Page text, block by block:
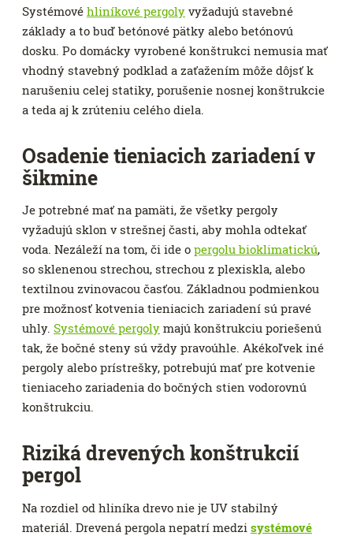
Systémové hliníkové pergoly vyžadujú stavebné
základy a to buď betónové pätky alebo betónovú
dosku. Po domácky vyrobené konštrukci nemusia mať
vhodný stavebný podklad a zaťažením môže dôjsť k
narušeniu celej statiky, porušenie nosnej konštrukcie
a teda aj k zrúteniu celého diela.
Osadenie tieniacich zariadení v
šikmine
Je potrebné mať na pamäti, že všetky pergoly
vyžadujú sklon v strešnej časti, aby mohla odtekať
voda. Nezáleží na tom, či ide o pergolu bioklimatickú,
so sklenenou strechou, strechou z plexiskla, alebo
textilnou zvinovacou časťou. Základnou podmienkou
pre možnosť kotvenia tieniacich zariadení sú pravé
uhly. Systémové pergoly majú konštrukciu poriešenú
tak, že bočné steny sú vždy pravoúhle. Akékoľvek iné
pergoly alebo prístrešky, potrebujú mať pre kotvenie
tieniaceho zariadenia do bočných stien vodorovnú
konštrukciu.
Riziká drevených konštrukcií
pergol
Na rozdiel od hliníka drevo nie je UV stabilný
materiál. Drevená pergola nepatrí medzi systémové